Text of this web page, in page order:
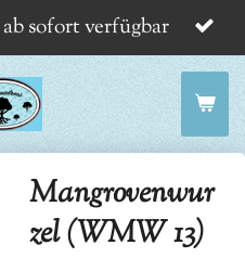
sofort verfügbar
Mangrovenwur
zel (WMW 13)